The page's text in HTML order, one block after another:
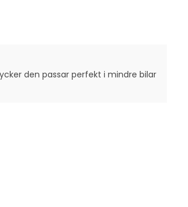
den passar perfekt i mindre bilar